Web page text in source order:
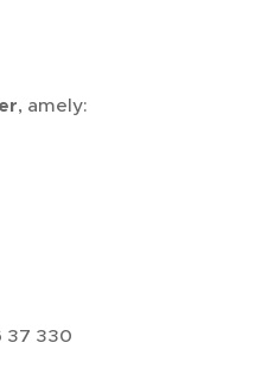
, amely:
37 330